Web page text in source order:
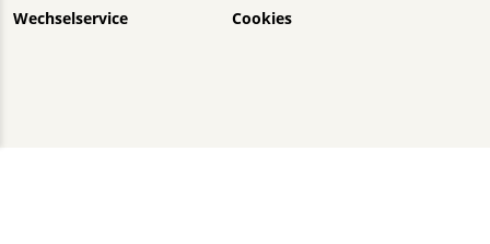
Wechselservice Cookies